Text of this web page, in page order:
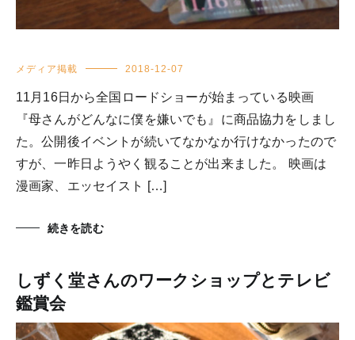
メディア掲載 2018-12-07
11月16日から全国ロードショーが始まっている映画
『母さんがどんなに僕を嫌いでも』に商品協力をしまし
た。公開後イベントが続いてなかなか行けなかったので
すが、一昨日ようやく観ることが出来ました。 映画は
漫画家、エッセイスト […]
続きを読む
しずく堂さんのワークショップとテレビ
鑑賞会